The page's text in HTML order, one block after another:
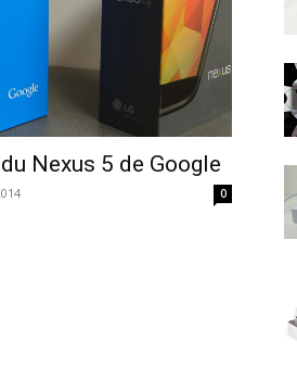
Nexus 5 de Google
0